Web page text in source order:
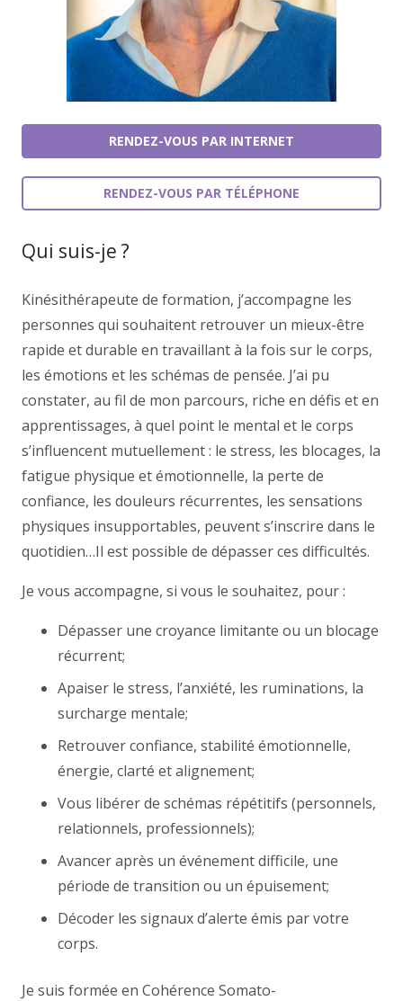
RENDEZ-VOUS PAR INTERNET
RENDEZ-VOUS PAR TÉLÉPHONE
Qui suis-je ?
Kinésithérapeute de formation, j’accompagne les
personnes qui souhaitent retrouver un mieux-être
rapide et durable en travaillant à la fois sur le corps,
les émotions et les schémas de pensée. J’ai pu
constater, au fil de mon parcours, riche en défis et en
apprentissages, à quel point le mental et le corps
s’influencent mutuellement : le stress, les blocages, la
fatigue physique et émotionnelle, la perte de
confiance, les douleurs récurrentes, les sensations
physiques insupportables, peuvent s’inscrire dans le
quotidien…Il est possible de dépasser ces difficultés.
Je vous accompagne, si vous le souhaitez, pour :
Dépasser une croyance limitante ou un blocage
récurrent;
Apaiser le stress, l’anxiété, les ruminations, la
surcharge mentale;
Retrouver confiance, stabilité émotionnelle,
énergie, clarté et alignement;
Vous libérer de schémas répétitifs (personnels,
relationnels, professionnels);
Avancer après un événement difficile, une
période de transition ou un épuisement;
Décoder les signaux d’alerte émis par votre
corps.
Je suis formée en Cohérence Somato-